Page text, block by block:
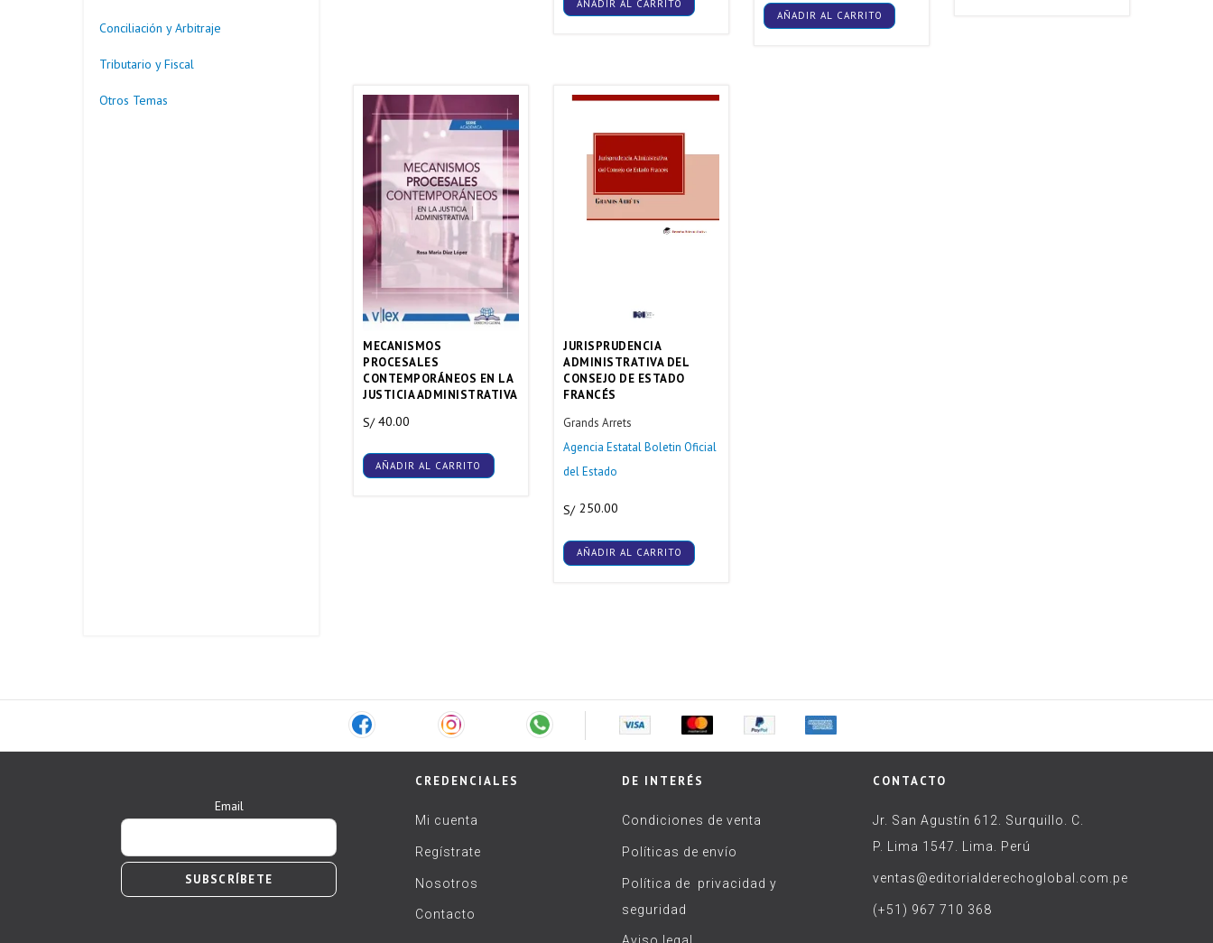
Conciliación y Arbitraje
Tributario y Fiscal
Otros Temas
AÑADIR AL CARRITO
AÑADIR AL CARRITO
MECANISMOS
PROCESALES
CONTEMPORÁNEOS EN LA
JUSTICIA ADMINISTRATIVA
S/ 40.00
AÑADIR AL CARRITO
JURISPRUDENCIA
ADMINISTRATIVA DEL
CONSEJO DE ESTADO
FRANCÉS
Grands Arrets
Agencia Estatal Boletin Oficial
del Estado
S/ 250.00
AÑADIR AL CARRITO
Email
SUBSCRÍBETE
CREDENCIALES
Mi cuenta
Regístrate
Nosotros
Contacto
DE INTERÉS
Condiciones de venta
Políticas de envío
Política de privacidad y
seguridad
CONTACTO
Jr. San Agustín 612. Surquillo. C.
P. Lima 1547. Lima. Perú
ventas@editorialderechoglobal.com.pe
(+51) 967 710 368